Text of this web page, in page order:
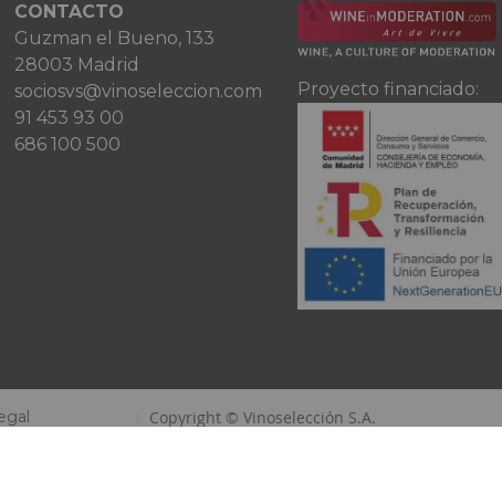
CONTACTO
Guzman el Bueno, 133
28003 Madrid
sociosvs@vinoseleccion.com
91 453 93 00
686 100 500
Proyecto financiado:
Copyright © Vinoselección S.A.